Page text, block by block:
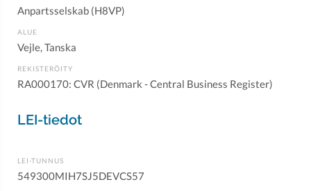
Anpartsselskab (H8VP)
ALUE
Vejle, Tanska
REKISTERÖITY
RA000170: CVR (Denmark - Central Business Register)
LEI-tiedot
LEI-TUNNUS
549300MIH7SJ5DEVCS57